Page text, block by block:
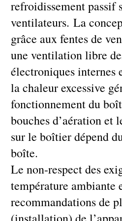
refroidissement passif
ventilateurs. La
grâce aux fentes de
une ventilation libre
électroniques internes
la chaleur excessive
fonctionnement du
bouches d’aération et
sur le boîtier dépend
boîte.
Le non-respect des
température ambiante
recommandations de